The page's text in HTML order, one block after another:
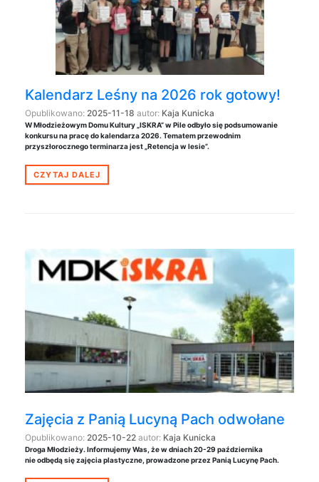
Kalendarz Leśny na 2026 rok gotowy!
Opublikowano: 2025-11-18 autor: Kaja Kunicka
W Młodzieżowym Domu Kultury „ISKRA” w Pile odbyło się podsumowanie
konkursu na pracę do kalendarza 2026. Tematem przewodnim
przyszłorocznego terminarza jest „Retencja w lesie”.
CZYTAJ DALEJ
Zajęcia z Panią Lucyną Pach odwołane
Opublikowano: 2025-10-22 autor: Kaja Kunicka
Droga Młodzieży. Informujemy Was, że w dniach 20-29 października
nie odbędą się zajęcia plastyczne, prowadzone przez Panią Lucynę Pach.